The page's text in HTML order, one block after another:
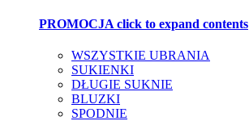
PROMOCJA click to expand contents
WSZYSTKIE UBRANIA
SUKIENKI
DŁUGIE SUKNIE
BLUZKI
SPODNIE